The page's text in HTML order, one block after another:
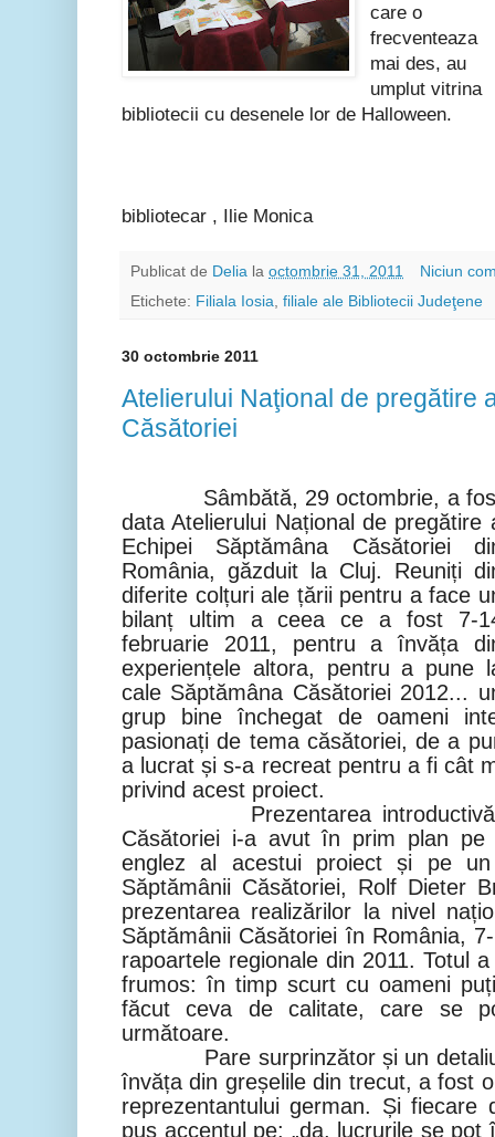
care o
frecventeaza
mai des, au
umplut vitrina
bibliotecii cu desenele lor de Halloween.
bibliotecar , Ilie Monica
Publicat de Delia la octombrie 31, 2011
Niciun
Etichete: Filiala Iosia, filiale ale Bibliotecii Judeţene
30 octombrie 2011
Atelierului Naţional de pregătire
Căsătoriei
Sâmbătă, 29 octombrie, a
data Atelierului Național de pregătire
Echipei Săptămâna Căsătoriei
România, găzduit la Cluj. Reuniți
diferite colțuri ale țării pentru a face
bilanț ultim a ceea ce a fost 7-
februarie 2011, pentru a învăța
experiențele altora, pentru a pune
cale Săptămâna Căsătoriei 2012...
grup bine închegat de oameni
pasionați de tema căsătoriei, de a
a lucrat și s-a recreat pentru a fi cât
privind acest proiect.
Prezentarea introductivă a
Căsătoriei i-a avut în prim plan pe
englez al acestui proiect și pe
Săptămânii Căsătoriei, Rolf Dieter
prezentarea realizărilor la nivel
Săptămânii Căsătoriei în România,
rapoartele regionale din 2011. Totul
frumos: în timp scurt cu oameni
făcut ceva de calitate, care se
următoare.
Pare surprinzător și un detaliu
învăța din greșelile din trecut, a fost
reprezentantului german. Și fiecare
pus accentul pe: „da, lucrurile se pot